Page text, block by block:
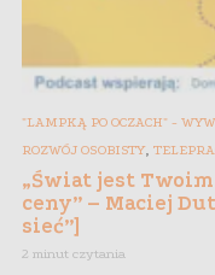
"LAMPKĄ PO OCZACH" -
ROZWÓJ OSOBISTY,
„Świat jest
ceny” – Maciej
sieć”]
2 minut czytania